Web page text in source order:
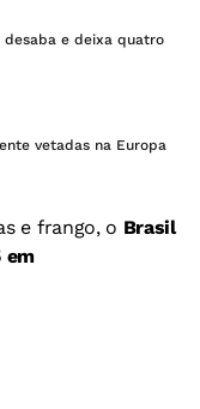
e deixa quatro
vetadas na Europa
e frango, o Brasil
em